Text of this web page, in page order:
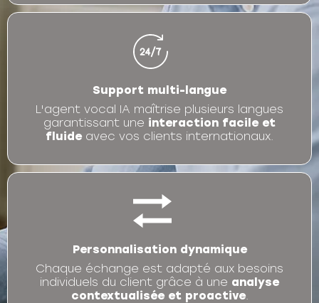
Support multi-langue
L'agent vocal IA maîtrise plusieurs langues
garantissant une interaction facile et
fluide avec vos clients internationaux.
Personnalisation dynamique
Chaque échange est adapté aux besoins
individuels du client grâce à une analyse
contextualisée et proactive.